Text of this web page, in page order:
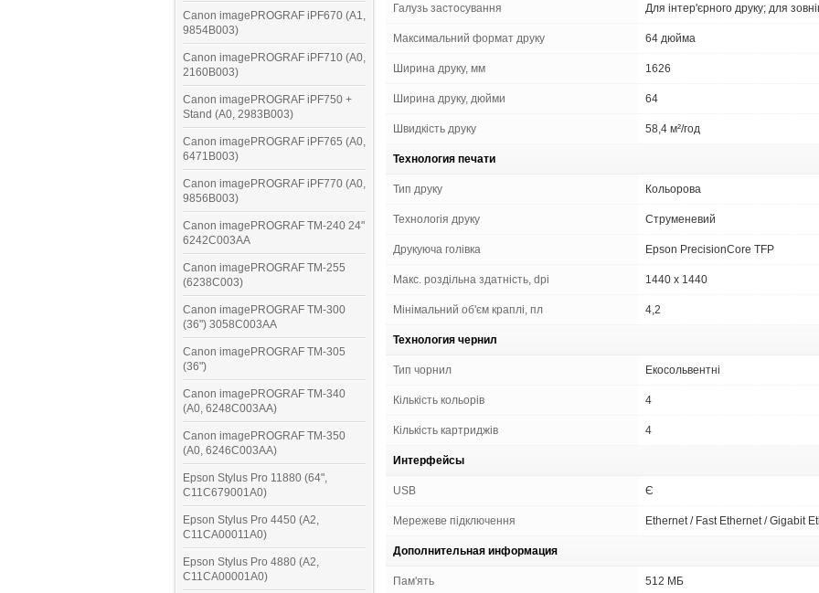
Canon imagePROGRAF iPF670 (A1,
9854B003)
Canon imagePROGRAF iPF710 (A0,
2160B003)
Canon imagePROGRAF iPF750 +
Stand (A0, 2983B003)
Canon imagePROGRAF iPF765 (A0,
6471B003)
Canon imagePROGRAF iPF770 (A0,
9856B003)
Canon imagePROGRAF TM-240 24"
6242C003AA
Canon imagePROGRAF TM-255
(6238C003)
Canon imagePROGRAF TM-300
(36") 3058C003AA
Canon imagePROGRAF TM-305
(36")
Canon imagePROGRAF TM-340
(A0, 6248C003AA)
Canon imagePROGRAF TM-350
(A0, 6246C003AA)
Epson Stylus Pro 11880 (64",
C11C679001A0)
Epson Stylus Pro 4450 (A2,
C11CA00011A0)
Epson Stylus Pro 4880 (A2,
C11CA00001A0)
Галузь застосування Для інтер'єрного друку; для
Максимальний формат друку 64 дюйма
Ширина друку, мм 1626
Ширина друку, дюйми 64
Швидкість друку 58,4 м²/год
Технология печати
Тип друку Кольорова
Технологія друку Струменевий
Друкуюча голівка Epson PrecisionCore TFP
Макс. роздільна здатність, dpi 1440 x 1440
Мінімальний об'єм краплі, пл 4,2
Технология чернил
Тип чорнил Екосольвентні
Кількість кольорів 4
Кількість картриджів 4
Интерфейсы
USB Є
Мережеве підключення Ethernet / Fast Ethernet / Gigabit
Дополнительная информация
Пам'ять 512 МБ